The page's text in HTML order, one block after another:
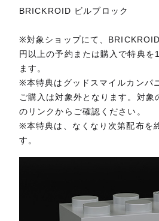
BRICKROID ビルブロック
※対象ショップにて、
円以上の予約または購入で特典を
ます。
※本特典はグッドスマイルカンパ
ご購入は対象外となります。対象
のリンクからご確認ください。
※本特典は、なくなり次第配布を
す。